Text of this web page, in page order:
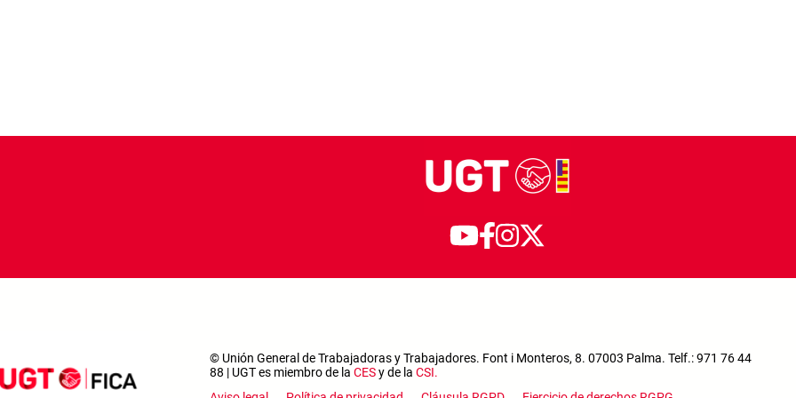
© Unión General de Trabajadoras y Trabajadores. Font i Monteros, 8. 07003 Palma. Telf.: 971 76 44
88 | UGT es miembro de la CESy de la CSI.